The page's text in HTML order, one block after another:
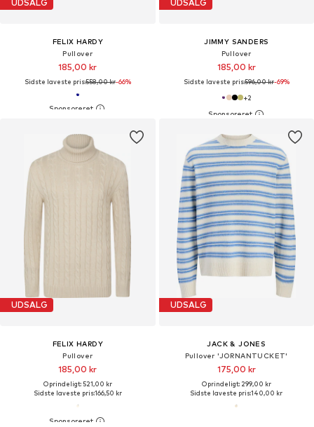
UDSALG
FELIX HARDY
Pullover
185,00 kr
Sidste laveste pris:558,00 kr-66%
UDSALG
JIMMY SANDERS
Pullover
185,00 kr
Sidste laveste pris:596,00 kr-69%
+2
UDSALG
FELIX HARDY
Pullover
185,00 kr
Oprindeligt: 521,00 kr
Sidste laveste pris:166,50 kr
UDSALG
JACK & JONES
Pullover 'JORNANTUCKET'
175,00 kr
Oprindeligt: 299,00 kr
Sidste laveste pris:140,00 kr